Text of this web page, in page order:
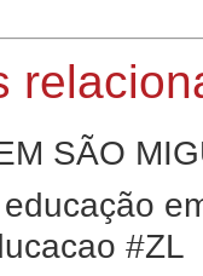
SÃO
#ZL